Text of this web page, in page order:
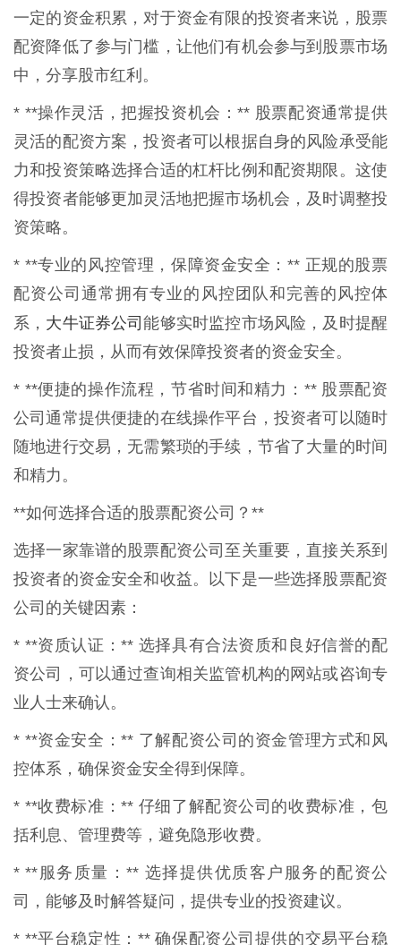
一定的资金积累，对于资金有限的投资者来说，股票
配资降低了参与门槛，让他们有机会参与到股票市场
中，分享股市红利。
* **操作灵活，把握投资机会：** 股票配资通常提供
灵活的配资方案，投资者可以根据自身的风险承受能
力和投资策略选择合适的杠杆比例和配资期限。这使
得投资者能够更加灵活地把握市场机会，及时调整投
资策略。
* **专业的风控管理，保障资金安全：** 正规的股票
配资公司通常拥有专业的风控团队和完善的风控体
系， 大牛证券公司能够实时监控市场风险，及时提醒
投资者止损，从而有效保障投资者的资金安全。
* **便捷的操作流程，节省时间和精力：** 股票配资
公司通常提供便捷的在线操作平台，投资者可以随时
随地进行交易，无需繁琐的手续，节省了大量的时间
和精力。
**如何选择合适的股票配资公司？**
选择一家靠谱的股票配资公司至关重要，直接关系到
投资者的资金安全和收益。以下是一些选择股票配资
公司的关键因素：
* **资质认证：** 选择具有合法资质和良好信誉的配
资公司，可以通过查询相关监管机构的网站或咨询专
业人士来确认。
* **资金安全：** 了解配资公司的资金管理方式和风
控体系，确保资金安全得到保障。
* **收费标准：** 仔细了解配资公司的收费标准，包
括利息、管理费等，避免隐形收费。
* **服务质量：** 选择提供优质客户服务的配资公
司，能够及时解答疑问，提供专业的投资建议。
* **平台稳定性：** 确保配资公司提供的交易平台稳